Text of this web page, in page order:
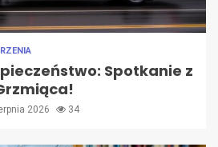
Spotkanie z
2026 34